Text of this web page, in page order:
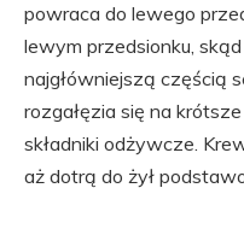
powraca do lewego
lewym przedsionku,
najgłówniejszą częścią
rozgałęzia się na
składniki odżywcze.
aż dotrą do żył